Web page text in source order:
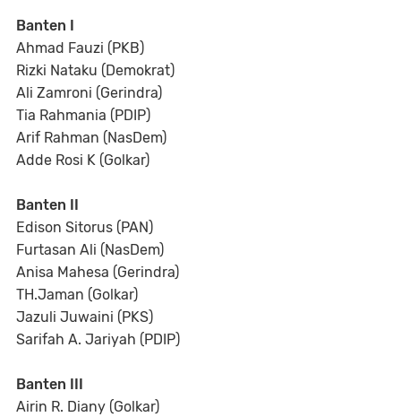
Banten I
Ahmad Fauzi (PKB)
Rizki Nataku (Demokrat)
Ali Zamroni (Gerindra)
Tia Rahmania (PDIP)
Arif Rahman (NasDem)
Adde Rosi K (Golkar)
Banten II
Edison Sitorus (PAN)
Furtasan Ali (NasDem)
Anisa Mahesa (Gerindra)
TH.Jaman (Golkar)
Jazuli Juwaini (PKS)
Sarifah A. Jariyah (PDIP)
Banten III
Airin R. Diany (Golkar)